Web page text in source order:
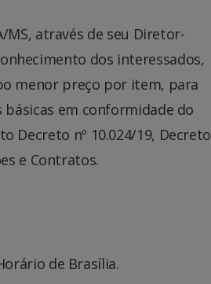
MS, através de seu Diretor-
dos interessados,
menor preço por item, para
em conformidade do
Decreto nº 10.024/19, Decreto
e Contratos.
de Brasília.